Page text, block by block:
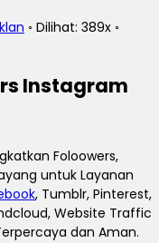
◦ Dilihat: 389x ◦
Instagram
Foloowers,
untuk Layanan
, Tumblr, Pinterest,
Website Traffic
dan Aman.